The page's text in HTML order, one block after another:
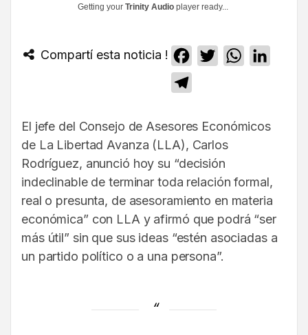
Getting your Trinity Audio player ready...
Compartí esta noticia ! Facebook
TwitterWhatsApp
El jefe del Consejo de Asesores Económicos
de La Libertad Avanza (LLA), Carlos
Rodríguez, anunció hoy su “decisión
indeclinable de terminar toda relación formal,
real o presunta, de asesoramiento en materia
económica” con LLA y afirmó que podrá “ser
más útil” sin que sus ideas “estén asociadas a
un partido político o a una persona”.